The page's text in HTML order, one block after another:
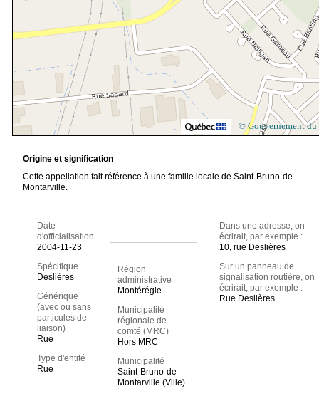
© Gouvernement du
Origine et signification
Cette appellation fait référence à une famille locale de Saint-Bruno-de-
Montarville.
Date
d'officialisation
2004-11-23
Spécifique
Deslières
Générique
(avec ou sans
particules de
liaison)
Rue
Type d'entité
Rue
Région
administrative
Montérégie
Municipalité
régionale de
comté (MRC)
Hors MRC
Municipalité
Saint-Bruno-de-
Montarville (Ville)
Dans une adresse, on
écrirait, par exemple :
10, rue Deslières
Sur un panneau de
signalisation routière, on
écrirait, par exemple :
Rue Deslières